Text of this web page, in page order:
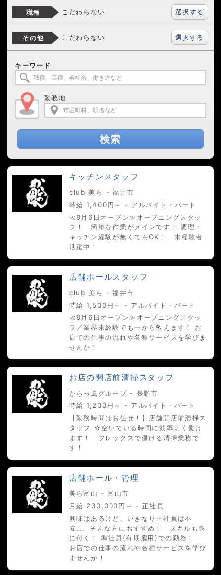
職種 こだわらない 選択する
その他 こだわらない 選択する
キーワード
勤務地
検索
キッチンスタッフ
club 美ら - 福井市
時給 1,400円～ - アルバイト・パート
≪8月6日オープン≫オープニングスタッ
フ！ 簡単な作業がメインです！ 調理・
キッチン経験が無くてもOK！ 未経験者
活躍中！
店舗ホールスタッフ
club 美ら - 福井市
時給 1,500円～ - アルバイト・パート
≪8月6日オープン≫オープニングスタッ
フ／業界未経験でも一から教えます！ お
店での仕事の流れや各種サービスを学びま
せんか！
お店の開店前清掃スタッフ
からっ風グループ - 長野市
時給 1,200円～ - アルバイト・パート
【勤務時間はお任せ！】店舗開店前清掃ス
タッフ ☆空いている時間に効率よく働け
ます！ フレックスで働ける清掃業務で
す！
店舗ホール・管理
美ら富山 - 富山市
月給 230,000円～ - 正社員
興味はあるけど、いきなり正社員は不
安…。そんな方におすすめ！ スキルも身
に付く！ 準社員(有期雇用)での勤務！
お店での仕事の流れや各種サービスを学び
ませんか！